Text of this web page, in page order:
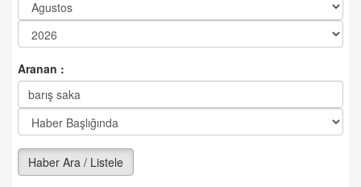
Aranan :
Haber Ara / Listele